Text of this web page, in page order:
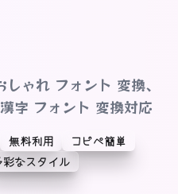
ゃれ フォント 変換、
字 フォント 変換対応
無料利用
コピペ簡単
彩なスタイル